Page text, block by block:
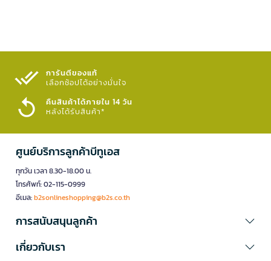
การันตีของแท้
เลือกช้อปได้อย่างมั่นใจ​
คืนสินค้าได้ภายใน 14 วัน
หลังได้รับสินค้า*
ศูนย์บริการลูกค้าบีทูเอส
ทุกวัน เวลา 8.30-18.00 น.
โทรศัพท์: 02-115-0999
อีเมล:b2sonlineshopping@b2s.co.th
การสนับสนุนลูกค้า
เกี่ยวกับเรา